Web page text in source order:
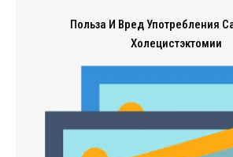
Польза И Вред Употребления
Холецистэктомии